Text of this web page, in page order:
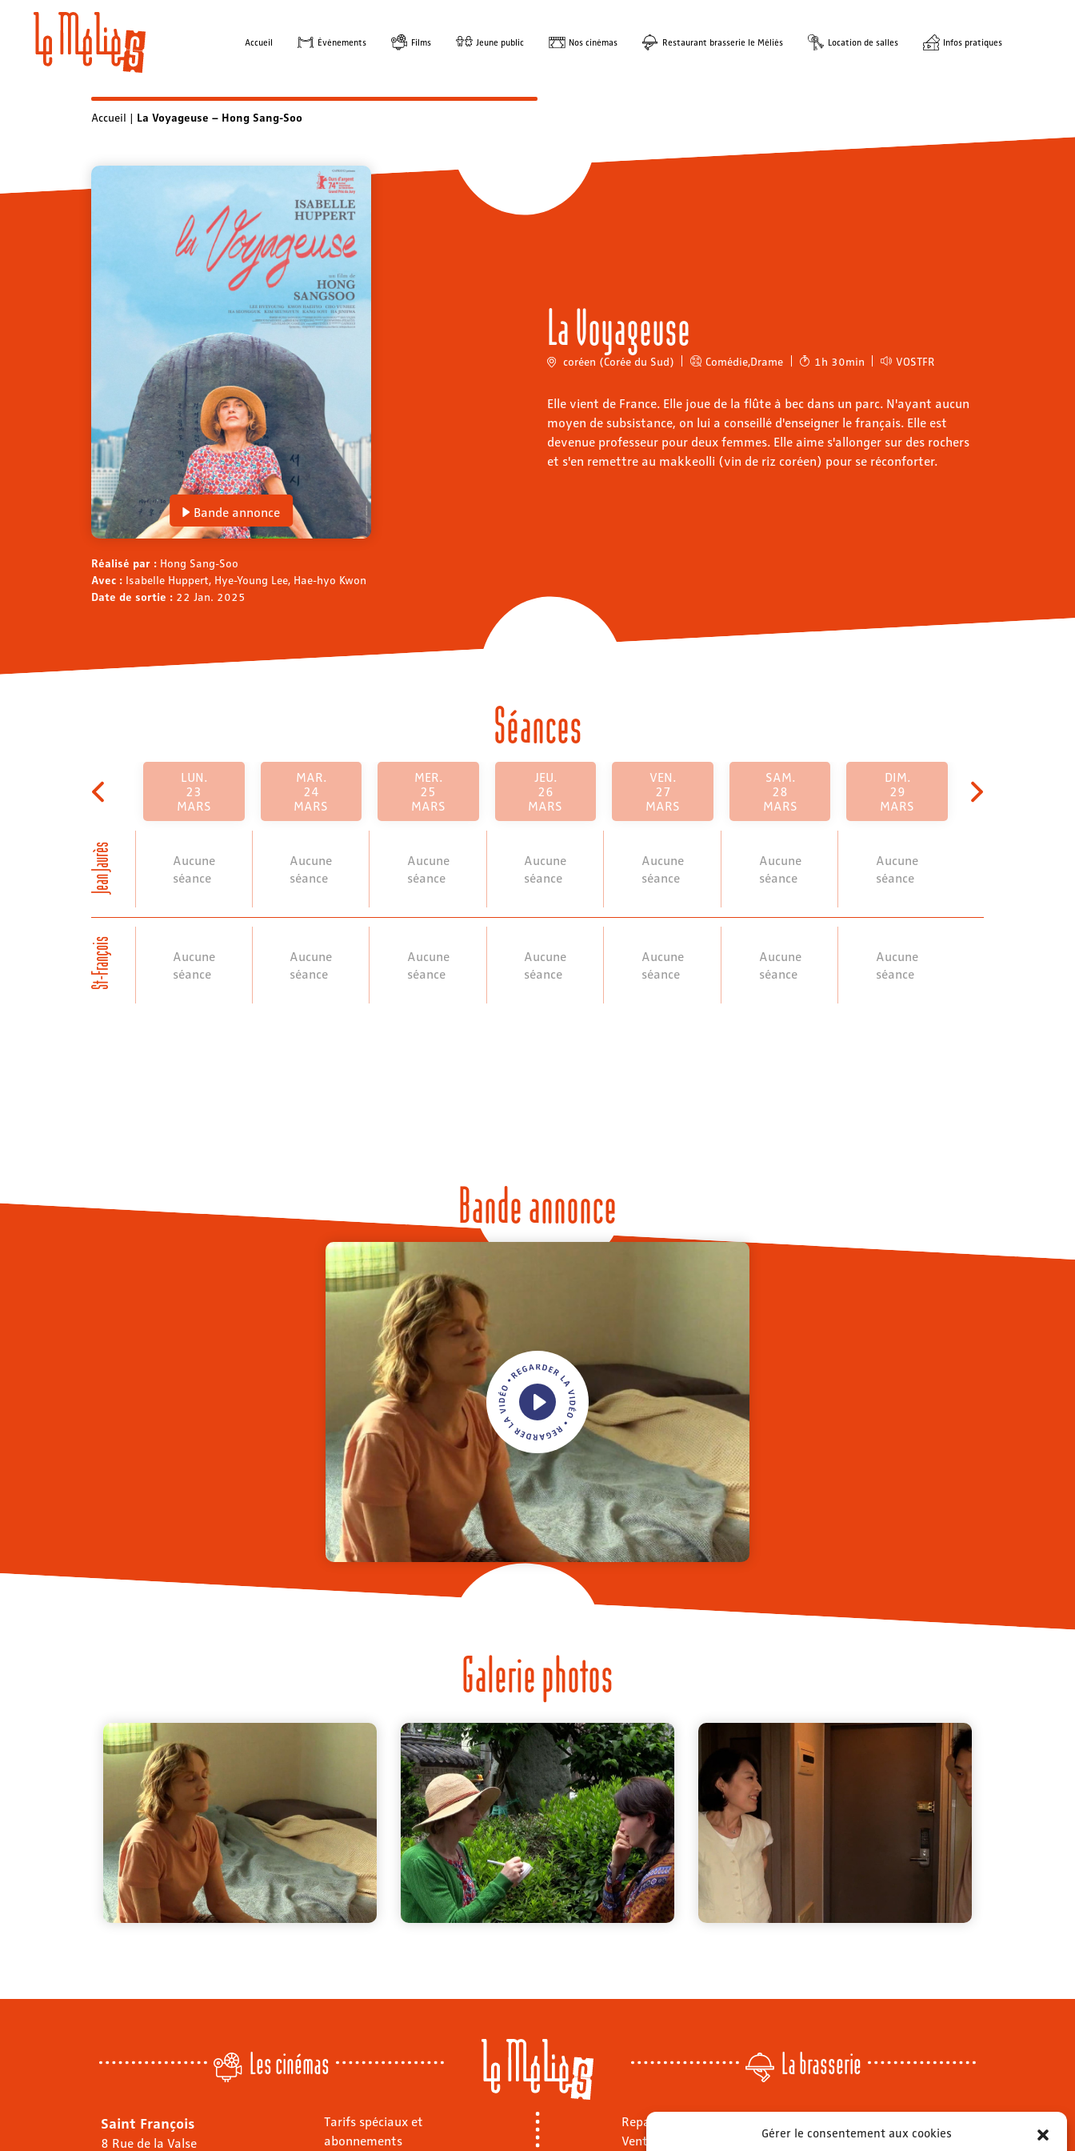
Gérer le consentement aux cookies
Accueil Évènements Films Jeune public Nos cinémas Restaurant brasserie le Méliès Location de salles Infos pratiques
Accueil | La Voyageuse – Hong Sang-Soo
Bande annonce
Réalisé par : Hong Sang-Soo
Avec : Isabelle Huppert, Hye-Young Lee, Hae-hyo Kwon
Date de sortie : 22 Jan. 2025
La Voyageuse
coréen (Corée du Sud) Comédie, Drame 1h 30min VOSTFR
Elle vient de France. Elle joue de la flûte à bec dans un parc. N'ayant aucun
moyen de subsistance, on lui a conseillé d'enseigner le français. Elle est
devenue professeur pour deux femmes. Elle aime s'allonger sur des rochers
et s'en remettre au makkeolli (vin de riz coréen) pour se réconforter.
Séances
Jean Jaurès
St-François
LUN.
23
MARS
Aucune
séance
Aucune
séance
MAR.
24
MARS
Aucune
séance
Aucune
séance
MER.
25
MARS
Aucune
séance
Aucune
séance
JEU.
26
MARS
Aucune
séance
Aucune
séance
VEN.
27
MARS
Aucune
séance
Aucune
séance
SAM.
28
MARS
Aucune
séance
Aucune
séance
DIM.
29
MARS
Aucune
séance
Aucune
séance
Bande annonce
Galerie photos
Les cinémas La brasserie
Saint François
8 Rue de la Valse
Tarifs spéciaux et
abonnements
Repas sur place
Vente à emporter
Mardi & mercredi: 11h - 00h30